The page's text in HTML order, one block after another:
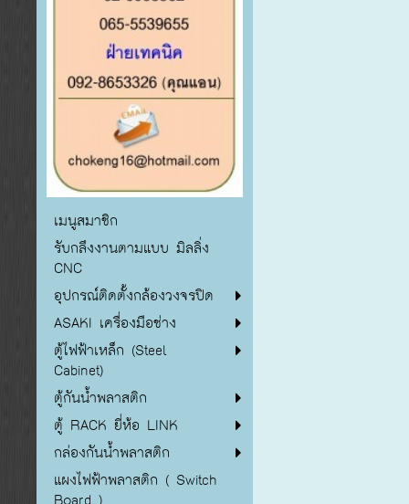
เมนูสมาชิก
รับกลึงงานตามแบบ มิลลิ่ง
CNC
อุปกรณ์ติดตั้งกล้องวงจรปิด
ASAKI เครื่องมือช่าง
ตู้ไฟฟ้าเหล็ก (Steel
Cabinet)
ตู้กันน้ำพลาสติก
ตู้ RACK ยี่ห้อ LINK
กล่องกันน้ำพลาสติก
แผงไฟฟ้าพลาสติก ( Switch